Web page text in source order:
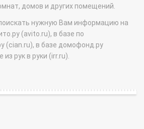
домов и других помещений.
нужную Вам информацию на
(avito.ru), в базе по
(cian.ru), в базе домофонд.ру
из рук в руки (irr.ru).